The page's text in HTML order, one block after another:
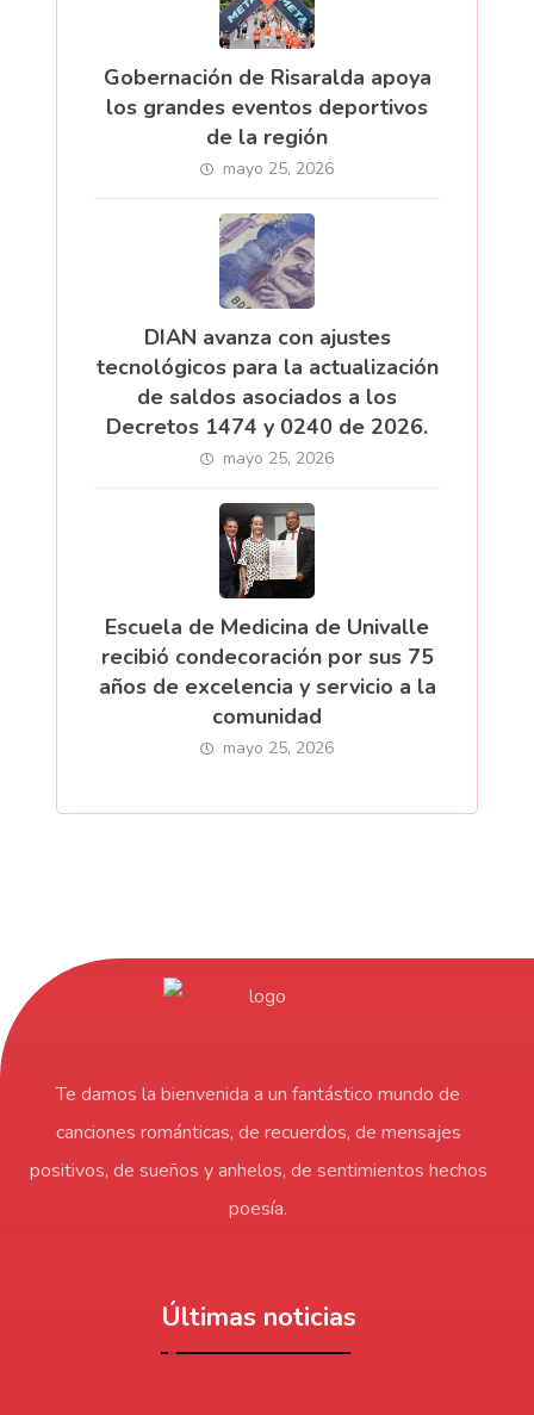
Gobernación de Risaralda apoya
los grandes eventos deportivos
de la región
mayo 25, 2026
DIAN avanza con ajustes
tecnológicos para la actualización
de saldos asociados a los
Decretos 1474 y 0240 de 2026.
mayo 25, 2026
Escuela de Medicina de Univalle
recibió condecoración por sus 75
años de excelencia y servicio a la
comunidad
mayo 25, 2026
Te damos la bienvenida a un fantástico mundo de
canciones románticas, de recuerdos, de mensajes
positivos, de sueños y anhelos, de sentimientos hechos
poesía.
Últimas noticias